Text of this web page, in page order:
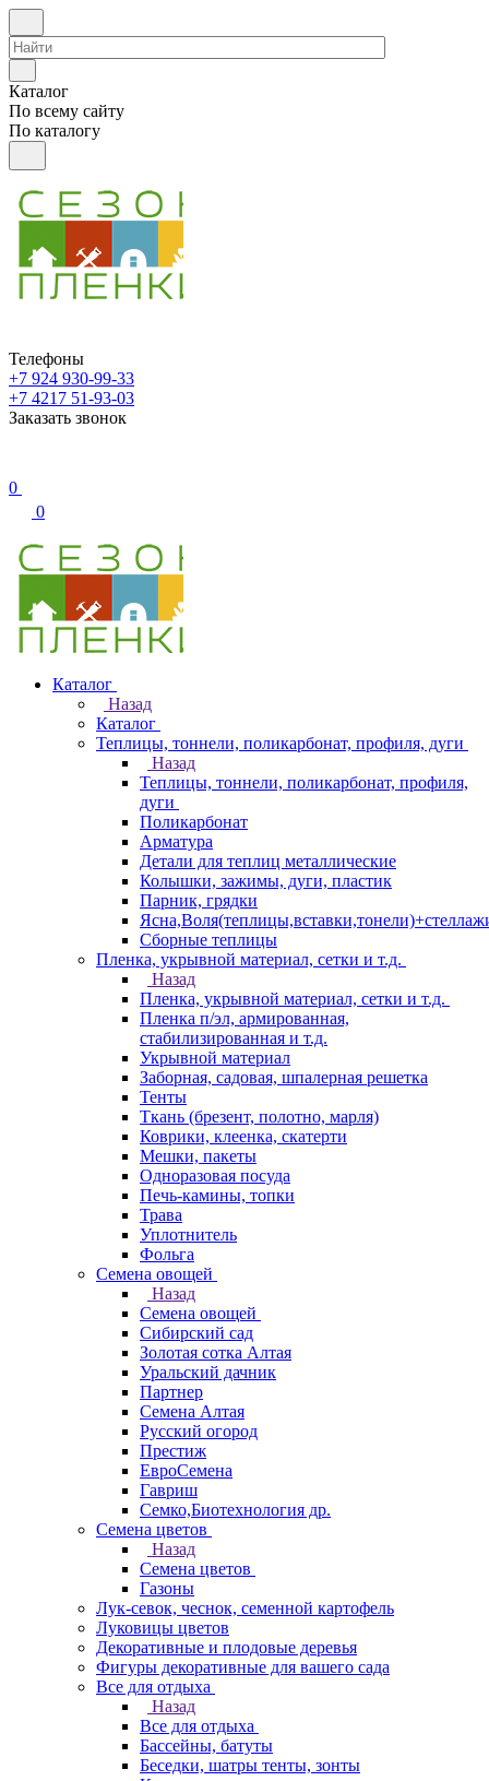
Каталог
По всему сайту
По каталогу
Телефоны
+7 924 930-99-33
+7 4217 51-93-03
Заказать звонок
0
0
Каталог
Назад
Каталог
Теплицы, тоннели, поликарбонат, профиля, дуги
Назад
Теплицы, тоннели, поликарбонат, профиля,
дуги
Поликарбонат
Арматура
Детали для теплиц металлические
Колышки, зажимы, дуги, пластик
Парник, грядки
Сборные теплицы
Пленка, укрывной материал, сетки и т.д.
Назад
Пленка, укрывной материал, сетки и т.д.
Пленка п/эл, армированная,
стабилизированная и т.д.
Укрывной материал
Заборная, садовая, шпалерная решетка
Тенты
Ткань (брезент, полотно, марля)
Коврики, клеенка, скатерти
Мешки, пакеты
Одноразовая посуда
Печь-камины, топки
Трава
Уплотнитель
Фольга
Семена овощей
Назад
Семена овощей
Сибирский сад
Золотая сотка Алтая
Уральский дачник
Партнер
Семена Алтая
Русский огород
Престиж
ЕвроСемена
Гавриш
Семко,Биотехнология др.
Семена цветов
Назад
Семена цветов
Газоны
Лук-севок, чеснок, семенной картофель
Луковицы цветов
Декоративные и плодовые деревья
Фигуры декоративные для вашего сада
Все для отдыха
Назад
Все для отдыха
Бассейны, батуты
Беседки, шатры тенты, зонты